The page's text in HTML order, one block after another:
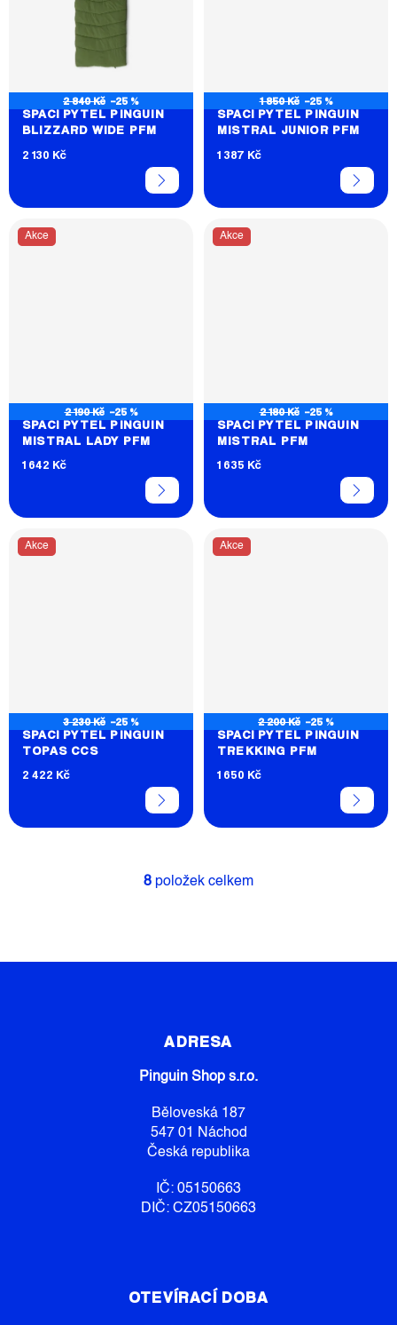
2 840 Kč –25 %
SPACÍ PYTEL PINGUIN
BLIZZARD WIDE PFM
2 130 Kč
1 850 Kč –25 %
SPACÍ PYTEL PINGUIN
MISTRAL JUNIOR PFM
1 387 Kč
Akce
2 190 Kč –25 %
SPACÍ PYTEL PINGUIN
MISTRAL LADY PFM
1 642 Kč
Akce
2 180 Kč –25 %
SPACÍ PYTEL PINGUIN
MISTRAL PFM
1 635 Kč
Akce
3 230 Kč –25 %
SPACÍ PYTEL PINGUIN
TOPAS CCS
2 422 Kč
Akce
2 200 Kč –25 %
SPACÍ PYTEL PINGUIN
TREKKING PFM
1 650 Kč
O
R
K
V
Ý
P
I
U
8 položek celkem
ADRESA
Pinguin Shop s.r.o.
Běloveská 187
547 01 Náchod
Česká republika
IČ: 05150663
DIČ: CZ05150663
OTEVÍRACÍ DOBA